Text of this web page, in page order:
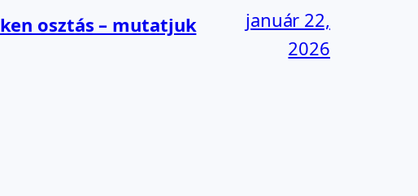
osztás – mutatjuk
január 22,
2026